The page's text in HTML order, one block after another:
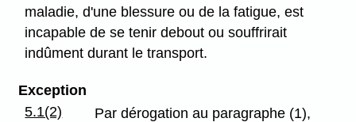
maladie, d'une blessure ou de la fatigue, est
incapable de se tenir debout ou souffrirait
indûment durant le transport.
Exception
5.1(2)
Par dérogation au paragraphe (1),